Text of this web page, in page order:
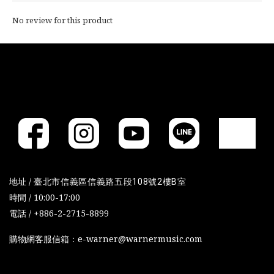
No review for this product
地址 / 臺北市信義區信義路五段108號2樓B室
時間 / 10:00-17:00
電話 / +886-2-2715-8899
購物網客服信箱：e-warner@warnermusic.com